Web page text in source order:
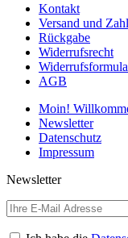
Kontakt
Versand und
Rückgabe
Widerrufsrecht
AGB
Moin!
Newsletter
Datenschutz
Impressum
Newsletter